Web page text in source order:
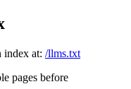
index at: /llms.txt
pages before